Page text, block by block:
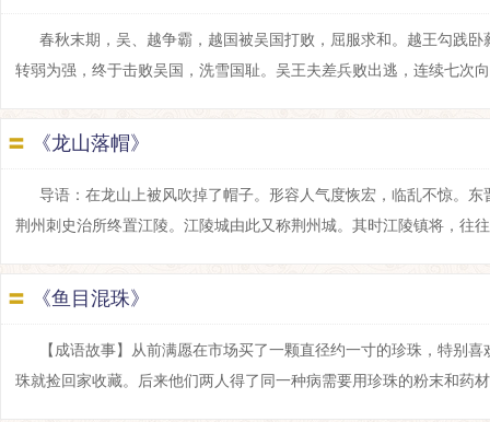
春秋末期，吴、越争霸，越国被吴国打败，屈服求和。越王勾践
转弱为强，终于击败吴国，洗雪国耻。吴王夫差兵败出逃，连续七次
〓 《龙山落帽》
导语：在龙山上被风吹掉了帽子。形容人气度恢宏，临乱不惊。
荆州刺史治所终置江陵。江陵城由此又称荆州城。其时江陵镇将，往
〓 《鱼目混珠》
【成语故事】从前满愿在市场买了一颗直径约一寸的珍珠，特别
珠就捡回家收藏。后来他们两人得了同一种病需要用珍珠的粉末和药